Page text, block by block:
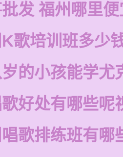
发 福州哪里
歌培训班多少
的小孩能学尤
好处有哪些呢
歌排练班有哪